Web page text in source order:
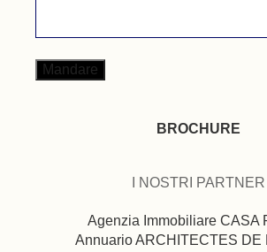
BROCHURE
I NOSTRI PARTNER
Agenzia Immobiliare CASA
Annuario ARCHITECTES DE